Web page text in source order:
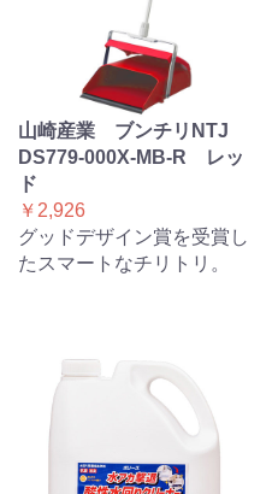
山崎産業 ブンチリNTJ
DS779-000X-MB-R レッ
ド
￥2,926
グッドデザイン賞を受賞し
たスマートなチリトリ。